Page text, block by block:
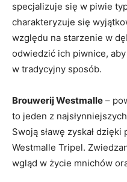
specjalizuje ⁢się​ w piwie
charakteryzuje się
względu na starzenie ⁢w
odwiedzić ich⁣ piwnice,
w ⁣tradycyjny sposób.
Brouwerij Westmalle –
to ⁢jeden​ z
Swoją sławę zyskał
‍Westmalle Tripel.
wgląd ‌w życie‍ mnichów​